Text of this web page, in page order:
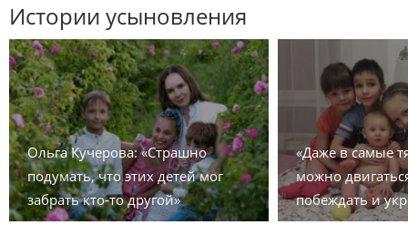
Истории усыновления
Ольга Кучерова: «Страшно
подумать, что этих детей мог
забрать кто-то другой»
«Даже в самые
можно
побеждать и